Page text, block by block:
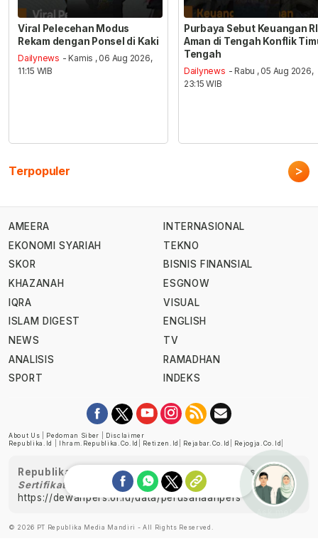
Viral Pelecehan Modus
Rekam dengan Ponsel di Kaki
Dailynews - Kamis , 06 Aug 2026,
11:15 WIB
Purbaya Sebut Keuangan RI
Aman di Tengah Konflik
Tengah
Dailynews - Rabu , 05 Aug 2026,
23:15 WIB
Terpopuler >
AMEERA
EKONOMI SYARIAH
SKOR
KHAZANAH
IQRA
ISLAM DIGEST
NEWS
ANALISIS
SPORT
INTERNASIONAL
TEKNO
BISNIS FINANSIAL
ESGNOW
VISUAL
ENGLISH
TV
RAMADHAN
INDEKS
About Us Pedoman Siber
Disclaimer
Republika.id
Ihram.republika.co.id Retizen.id Rejabar.co.id Rejogja.co.id
Republika telah diverifikasi oleh Dewan Pers
Sertifikat Nomor 1058/DP-Verifikasi/K/XII/2022
https://dewanpers.or.id/data/perusahaanpers
© 2026 PT Republika Media Mandiri - All Rights Reserved.
Ask me!